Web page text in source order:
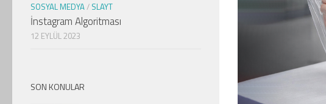
SOSYAL MEDYA/ SLAYT
İnstagram Algoritması
12 EYLÜL 2023
SON KONULAR